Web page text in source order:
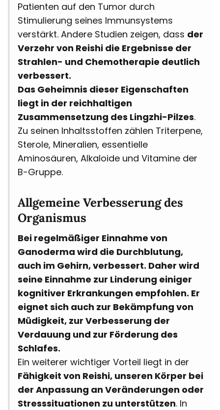
Patienten auf den Tumor durch
Stimulierung seines Immunsystems
verstärkt. Andere Studien zeigen, dass der
Verzehr von Reishi die Ergebnisse der
Strahlen- und Chemotherapie deutlich
verbessert.
Das Geheimnis dieser Eigenschaften
liegt in der reichhaltigen
Zusammensetzung des Lingzhi-Pilzes.
Zu seinen Inhaltsstoffen zählen Triterpene,
Sterole, Mineralien, essentielle
Aminosäuren, Alkaloide und Vitamine der
B-Gruppe.
Allgemeine Verbesserung des
Organismus
Bei regelmäßiger Einnahme von
Ganoderma wird die Durchblutung,
auch im Gehirn, verbessert. Daher wird
seine Einnahme zur Linderung einiger
kognitiver Erkrankungen empfohlen. Er
eignet sich auch zur Bekämpfung von
Müdigkeit, zur Verbesserung der
Verdauung und zur Förderung des
Schlafes.
Ein weiterer wichtiger Vorteil liegt in der
Fähigkeit von Reishi, unseren Körper bei
der Anpassung an Veränderungen oder
Stresssituationen zu unterstützen. In